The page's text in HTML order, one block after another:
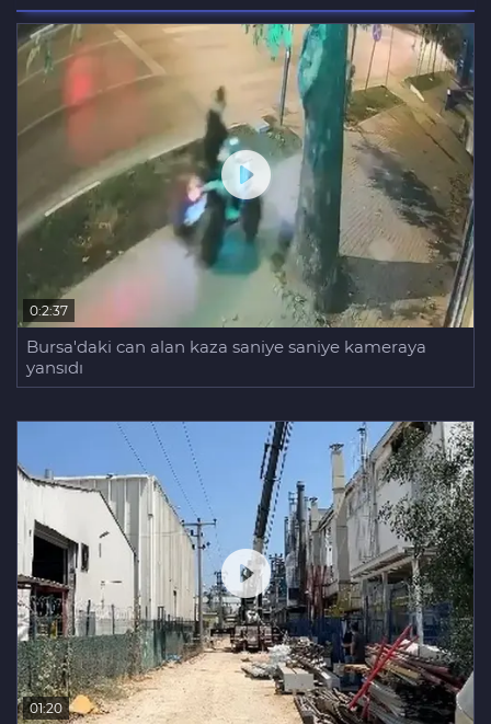
Bursa'daki feci kazada bir kurtuluş, bir
0:2:37
Bursa'daki can alan kaza saniye saniye kameraya
yansıdı
01:20